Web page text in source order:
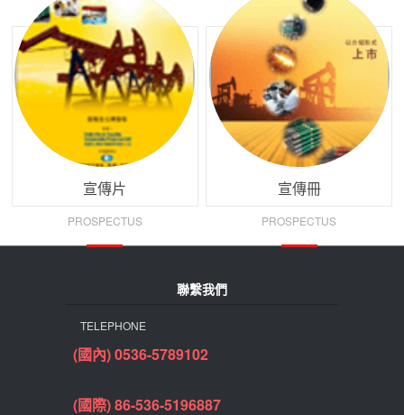
宣傳片
PROSPECTUS
宣傳冊
PROSPECTUS
聯繫我們
TELEPHONE
(國內) 0536-5789102
(國際) 86-536-5196887